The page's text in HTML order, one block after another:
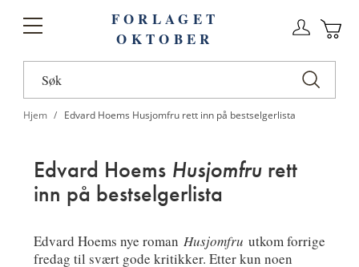
Toggle
FORLAGET
OKTOBER
Hjem Edvard Hoems Husjomfru rett inn på bestselgerlista
Edvard HoemsHusjomfrurett
inn på bestselgerlista
Edvard Hoems nye roman Husjomfru utkom forrige
fredag til svært gode kritikker. Etter kun noen